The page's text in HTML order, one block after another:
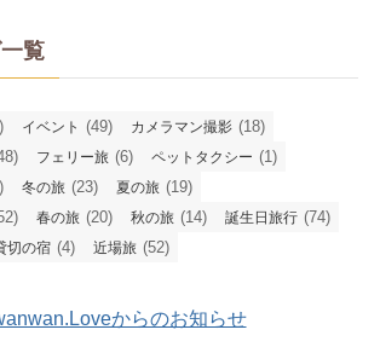
覧
イベント (49) カメラマン撮影 (18)
フェリー旅 (6) ペットタクシー (1)
冬の旅 (23) 夏の旅 (19)
春の旅 (20) 秋の旅 (14) 誕生日旅行 (74)
切の宿 (4) 近場旅 (52)